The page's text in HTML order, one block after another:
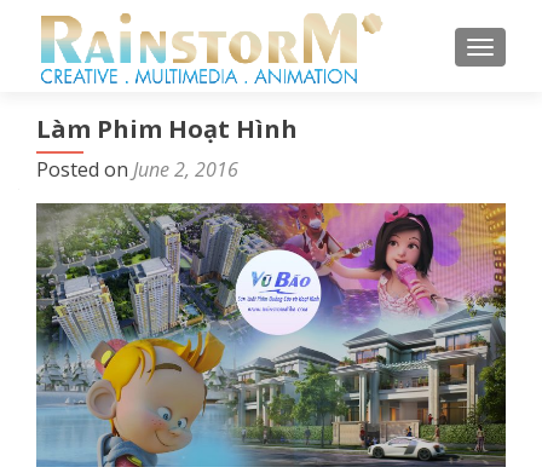
Làm Phim Hoạt Hình
Posted on June 2, 2016